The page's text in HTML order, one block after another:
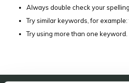
Always double check your spelling.
Try similar keywords, for
Try using more than one keyword.